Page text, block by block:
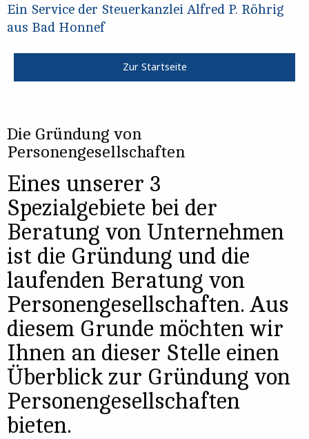
Ein Service der Steuerkanzlei Alfred P. Röhrig
aus Bad Honnef
Zur Startseite
Die Gründung von
Personengesellschaften
Eines unserer 3
Spezialgebiete bei der
Beratung von Unternehmen
ist die Gründung und die
laufenden Beratung von
Personengesellschaften. Aus
diesem Grunde möchten wir
Ihnen an dieser Stelle einen
Überblick zur Gründung von
Personengesellschaften
bieten.